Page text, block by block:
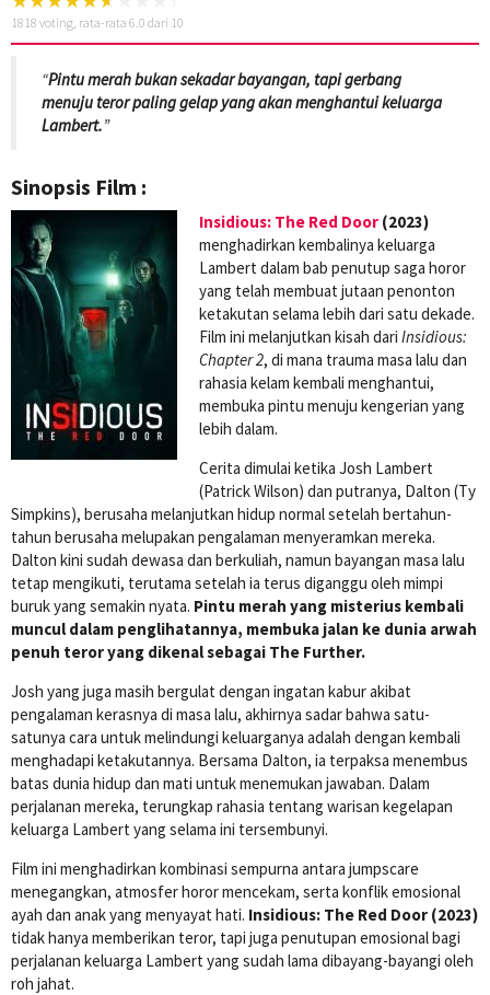
1818 voting, rata-rata 6.0 dari 10
“Pintu merah bukan sekadar bayangan, tapi gerbang
menuju teror paling gelap yang akan menghantui keluarga
Lambert.”
Sinopsis Film :
Insidious: The Red Door (2023)
menghadirkan kembalinya keluarga
Lambert dalam bab penutup saga horor
yang telah membuat jutaan penonton
ketakutan selama lebih dari satu dekade.
Film ini melanjutkan kisah dari Insidious:
Chapter 2, di mana trauma masa lalu dan
rahasia kelam kembali menghantui,
membuka pintu menuju kengerian yang
lebih dalam.
Cerita dimulai ketika Josh Lambert
(Patrick Wilson) dan putranya, Dalton (Ty
Simpkins), berusaha melanjutkan hidup normal setelah bertahun-
tahun berusaha melupakan pengalaman menyeramkan mereka.
Dalton kini sudah dewasa dan berkuliah, namun bayangan masa lalu
tetap mengikuti, terutama setelah ia terus diganggu oleh mimpi
buruk yang semakin nyata. Pintu merah yang misterius kembali
muncul dalam penglihatannya, membuka jalan ke dunia arwah
penuh teror yang dikenal sebagai The Further.
Josh yang juga masih bergulat dengan ingatan kabur akibat
pengalaman kerasnya di masa lalu, akhirnya sadar bahwa satu-
satunya cara untuk melindungi keluarganya adalah dengan kembali
menghadapi ketakutannya. Bersama Dalton, ia terpaksa menembus
batas dunia hidup dan mati untuk menemukan jawaban. Dalam
perjalanan mereka, terungkap rahasia tentang warisan kegelapan
keluarga Lambert yang selama ini tersembunyi.
Film ini menghadirkan kombinasi sempurna antara jumpscare
menegangkan, atmosfer horor mencekam, serta konflik emosional
ayah dan anak yang menyayat hati. Insidious: The Red Door (2023)
tidak hanya memberikan teror, tapi juga penutupan emosional bagi
perjalanan keluarga Lambert yang sudah lama dibayang-bayangi oleh
roh jahat.